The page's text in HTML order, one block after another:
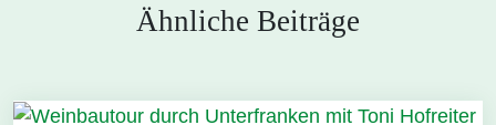
Ähnliche Beiträge